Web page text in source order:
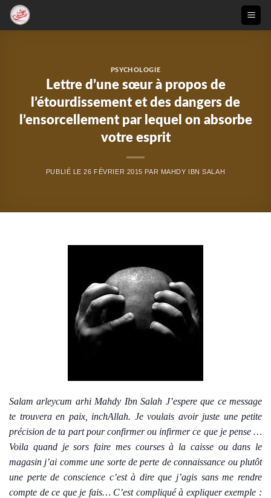
Passer
PSYCHOLOGIE
Lettre d’une sœur à propos de
l’étourdissement et des dangers de
l’ensorcellement par lequel on absorbe
votre esprit
PUBLIÉ LE26 FÉVRIER 2015 PAR MAHDY IBN SALAH
Salam arleycum arhi Mahdy Ibn Salah J’espere que ce message
te trouvera en paix, inchAllah. Je voulais avoir juste une petite
précision de ta part pour confirmer ou infirmer ce que je pense …
Voila quand je sors faire mes courses à la caisse ou dans le
magasin j’ai comme une sorte de perte de connaissance ou plutôt
une perte de conscience c’est à dire que j’agis sans me rendre
compte de ce que je fais… C’est compliqué à expliquer exemple :